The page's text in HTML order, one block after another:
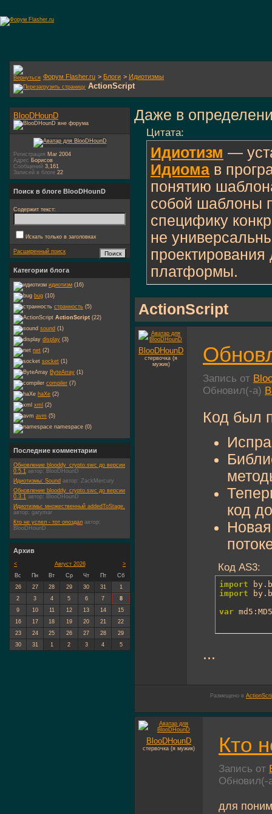
Форум Flasher.ru > Блоги > Идиотизмы
ActionScript
Даже в
Цитата:
Идиотизм —
Идиома в
понятию
собой шаблоны
специфику
не
платформы.
ActionScript
BlooDHounD
стервочка (я
мужик)
Запись от
Обновил(-а)
Код был
код
Код AS3:
import
import
var
...
Размещено в
BlooDHounD
стервочка (я мужик) Кто
Запись от
для
BlooDHounD
Регистрация Mar 2004
Адрес Борисов
Сообщений 3,161
Записей в блоге 22
Поиск в блоге BlooDHounD
Содержит текст:
Искать только в заголовках
Расширенный поиск
Категории блога
идиотизм (16)
bug (10)
странность (5)
ActionScript (22)
sound (1)
display (3)
net (2)
socket (1)
ByteArray (1)
compiler (7)
haXe (2)
xml (2)
avm (5)
namespace (0)
Последние комментарии
Обновление blooddy_crypto.swc до версии
0.5.1 автор: BlooDHounD
Идиотизмы: Sound автор: ZackMercury
Обновление blooddy_crypto.swc до версии
0.3.1 автор: BlooDHounD
Идиотизмы: множественный addedToStage.
автор: garymar
Кто не успел - тот опоздал автор:
BlooDHounD
Архив
< >
Август 2026
Вс
Пн Вт Ср Чт Пт
Сб
26
27 28 29 30 31
1
2
3 4 5 6 7
8
9
10 11 12 13 14
15
16
17 18 19 20 21
22
23
24 25 26 27 28
29
30
31 1 2 3 4 5